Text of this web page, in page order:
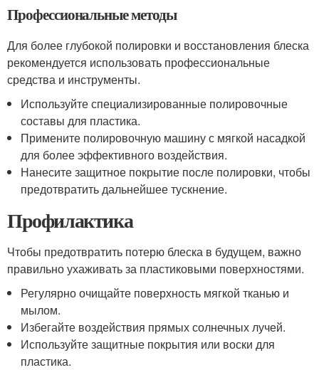
Профессиональные методы
Для более глубокой полировки и восстановления блеска
рекомендуется использовать профессиональные
средства и инструменты.
Используйте специализированные полировочные
составы для пластика.
Примените полировочную машину с мягкой насадкой
для более эффективного воздействия.
Нанесите защитное покрытие после полировки, чтобы
предотвратить дальнейшее тускнение.
Профилактика
Чтобы предотвратить потерю блеска в будущем, важно
правильно ухаживать за пластиковыми поверхностями.
Регулярно очищайте поверхность мягкой тканью и
мылом.
Избегайте воздействия прямых солнечных лучей.
Используйте защитные покрытия или воски для
пластика.